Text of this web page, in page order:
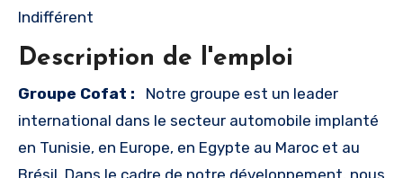
Indifférent
Description de l'emploi
Groupe Cofat :
Notre groupe est un leader
international dans le secteur automobile implanté
en Tunisie, en Europe, en Egypte au Maroc et au